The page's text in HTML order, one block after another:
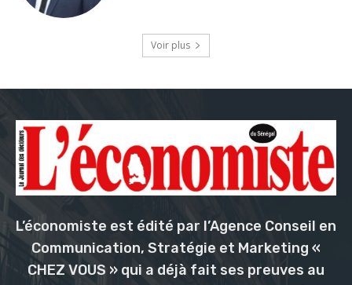
Voir plus
L’économiste est édité par l’Agence Conseil en
Communication, Stratégie et Marketing «
CHEZ VOUS » qui a déjà fait ses preuves au